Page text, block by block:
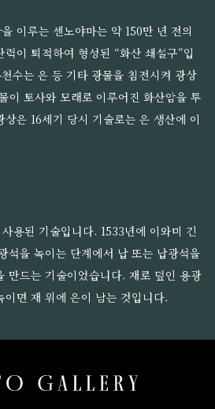
이루는 센노야마는 약 150만 년 전의
이 퇴적하여 형성된 “화산 쇄설구”입
수는 은 등 기타 광물을 침전시켜 광상
이 토사와 모래로 이루어진 화산암을 투
은 16세기 당시 기술로는 은 생산에 이
용된 기술입니다. 1533년에 이와미 긴
석을 녹이는 단계에서 납 또는 납광석을
만드는 기술이었습니다. 재로 덮인 용광
면 재 위에 은이 남는 것입니다.